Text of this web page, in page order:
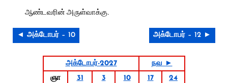
ஆண்டவரின் அருள்வாக்கு.
◄ அக்டோபர் – 10 அக்டோபர் – 12 ►
அக்டோபர்-2027
நவ ►
ஞா
31 3 10 17
24